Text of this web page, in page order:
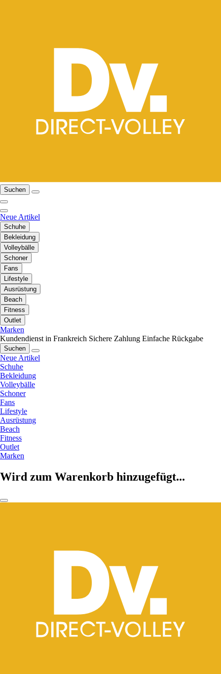
Suchen
Neue Artikel
Schuhe
Bekleidung
Volleybälle
Schoner
Fans
Lifestyle
Ausrüstung
Beach
Fitness
Outlet
Marken
Kundendienst in Frankreich Sichere Zahlung Einfache Rückgabe
Suchen
Neue Artikel
Schuhe
Bekleidung
Volleybälle
Schoner
Fans
Lifestyle
Ausrüstung
Beach
Fitness
Outlet
Marken
Wird zum Warenkorb hinzugefügt...